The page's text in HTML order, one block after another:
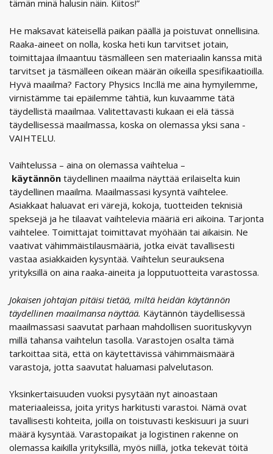
tämän minä halusin näin. Kiitos!”
He maksavat käteisellä paikan päällä ja poistuvat onnellisina.
Raaka-aineet on nolla, koska heti kun tarvitset jotain,
toimittajaa ilmaantuu täsmälleen sen materiaalin kanssa mitä
tarvitset ja täsmälleen oikean määrän oikeilla spesifikaatioilla.
Hyvä maailma? Factory Physics Inc:llä me aina hymyilemme,
virnistämme tai epäilemme tähtiä, kun kuvaamme tätä
täydellistä maailmaa. Valitettavasti kukaan ei elä tässä
täydellisessä maailmassa, koska on olemassa yksi sana -
VAIHTELU.
Vaihtelussa – aina on olemassa vaihtelua –
käytännön täydellinen maailma näyttää erilaiselta kuin
täydellinen maailma. Maailmassasi kysyntä vaihtelee.
Asiakkaat haluavat eri värejä, kokoja, tuotteiden teknisiä
speksejä ja he tilaavat vaihtelevia määriä eri aikoina. Tarjonta
vaihtelee. Toimittajat toimittavat myöhään tai aikaisin. Ne
vaativat vähimmäistilausmääriä, jotka eivät tavallisesti
vastaa asiakkaiden kysyntää. Vaihtelun seurauksena
yrityksillä on aina raaka-aineita ja lopputuotteita varastossa.
Jokaisen johtajan pitäisi tietää, miltä heidän käytännön
täydellinen maailmansa näyttää. Käytännön täydellisessä
maailmassasi saavutat parhaan mahdollisen suorituskyvyn
millä tahansa vaihtelun tasolla. Varastojen osalta tämä
tarkoittaa sitä, että on käytettävissä vähimmäismäärä
varastoja, jotta saavutat haluamasi palvelutason.
Yksinkertaisuuden vuoksi pysytään nyt ainoastaan
materiaaleissa, joita yritys harkitusti varastoi. Nämä ovat
tavallisesti kohteita, joilla on toistuvasti keskisuuri ja suuri
määrä kysyntää. Varastopaikat ja logistinen rakenne on
olemassa kaikilla yrityksillä, myös niillä, jotka tekevät töitä